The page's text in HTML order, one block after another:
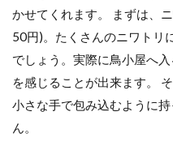
かせてくれます。 まずは、
50円)。たくさんのニワトリ
でしょう。実際に鳥小屋へ
を感じることが出来ます。
小さな手で包み込むように
ん。